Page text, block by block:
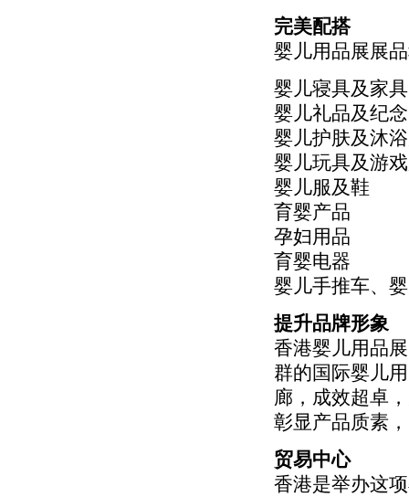
完美配搭
婴儿用品展展
婴儿寝具及家具
婴儿礼品及纪
婴儿护肤及沐
婴儿玩具及游
婴儿服及鞋
育婴产品
孕妇用品
育婴电器
婴儿手推车、
提升品牌形象
香港婴儿用品
群的国际婴儿
廊，成效超卓
彰显产品质素
贸易中心
香港是举办这